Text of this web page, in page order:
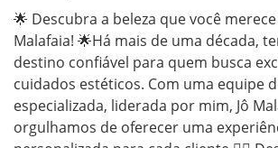
🌟 Descubra a beleza que você
Malafaia! 🌟Há mais de uma década,
destino confiável para quem busca
cuidados estéticos. Com uma equipe
especializada, liderada por mim, Jô
orgulhamos de oferecer uma